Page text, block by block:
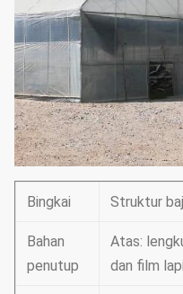
Bingkai Struktur
Bahan
penutup
Atas:
dan film